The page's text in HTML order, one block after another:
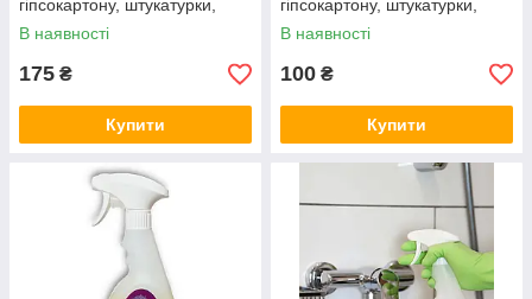
гіпсокартону, штукатурки,
шпалер Domo 1000мл
В наявності
175 ₴
Купити
гіпсокартону, штукатурки,
шпалер Domo 250мл
В наявності
100 ₴
Купити